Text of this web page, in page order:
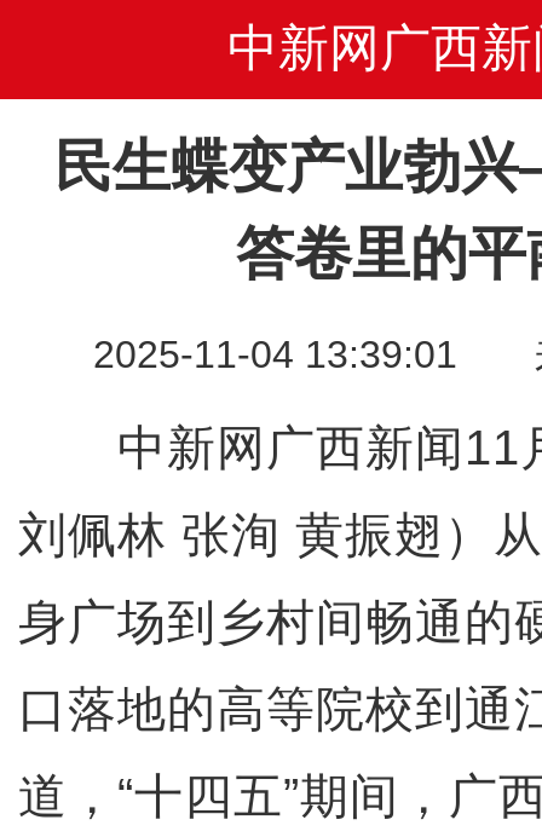
中新网广西新
民生蝶变产业勃
答卷里的
2025-11-04 13:39:01
中新网广西新闻11
刘佩林 张洵 黄振翅）
身广场到乡村间畅通的
口落地的高等院校到通
道，“十四五”期间，广